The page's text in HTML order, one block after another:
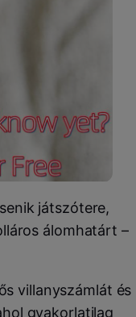
játszótere,
álomhatárt –
villanyszámlát és
gyakorlatilag